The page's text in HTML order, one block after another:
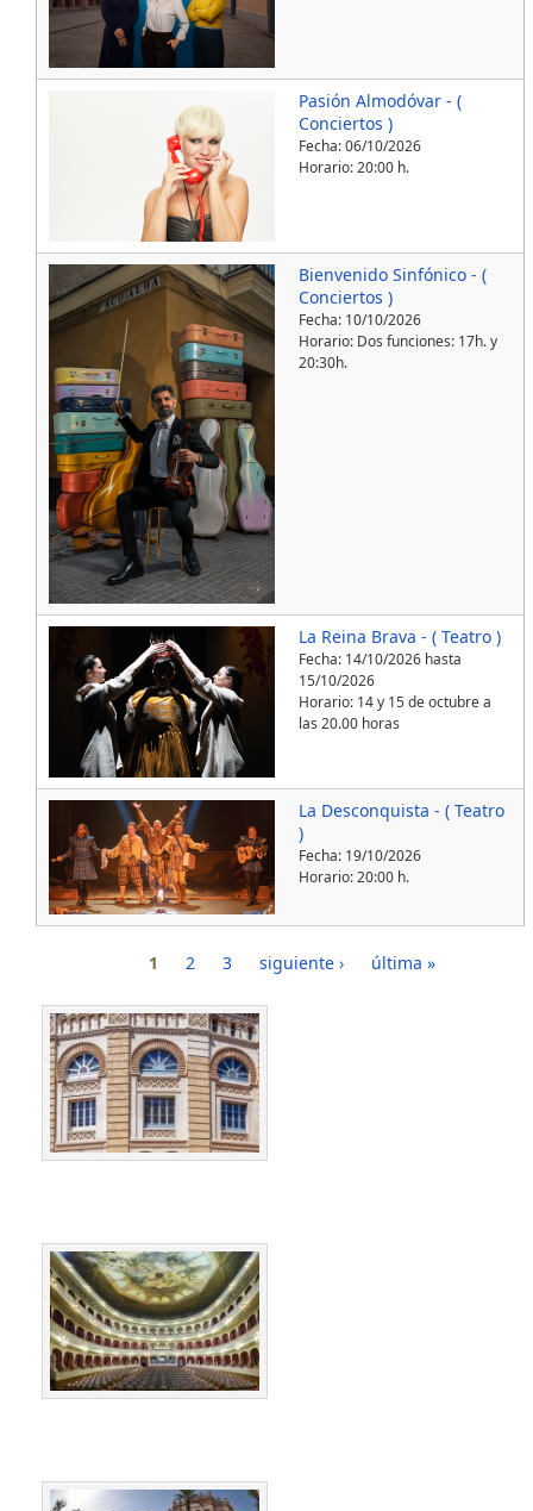
Pasión Almodóvar - (
Conciertos )
Fecha:06/10/2026
Horario: 20:00 h.
Bienvenido Sinfónico - (
Conciertos )
Fecha: 10/10/2026
Horario: Dos funciones: 17h. y
20:30h.
La Reina Brava - ( Teatro )
Fecha: 14/10/2026 hasta
15/10/2026
Horario: 14 y 15 de octubre a
las 20.00 horas
La Desconquista - ( Teatro
)
Fecha: 19/10/2026
Horario: 20:00 h.
1 2 3 siguiente › última »